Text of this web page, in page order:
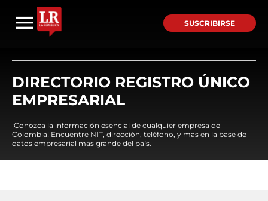
SUSCRIBIRSE
DIRECTORIO REGISTRO ÚNICO
EMPRESARIAL
¡Conozca la información esencial de cualquier empresa de
Colombia! Encuentre NIT, dirección, teléfono, y mas en la base de
datos empresarial mas grande del país.